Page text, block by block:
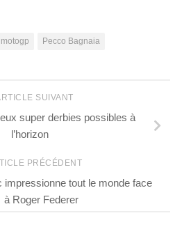
motogp Pecco Bagnaia
SUIVANT
super derbies possibles à
l’horizon
PRÉCÉDENT
impressionne tout le monde face
à Roger Federer